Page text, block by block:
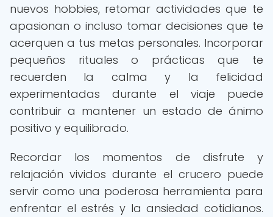
nuevos hobbies, retomar actividades que te
apasionan o incluso tomar decisiones que te
acerquen a tus metas personales. Incorporar
pequeños rituales o prácticas que te
recuerden la calma y la felicidad
experimentadas durante el viaje puede
contribuir a mantener un estado de ánimo
positivo y equilibrado.
Recordar los momentos de disfrute y
relajación vividos durante el crucero puede
servir como una poderosa herramienta para
enfrentar el estrés y la ansiedad cotidianos.